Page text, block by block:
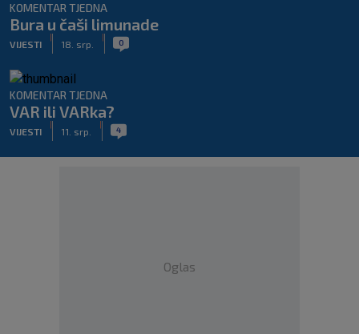
KOMENTAR TJEDNA
Bura u čaši limunade
VIJESTI 18. srp. 0
KOMENTAR TJEDNA
VAR ili VARka?
VIJESTI 11. srp. 4
Oglas